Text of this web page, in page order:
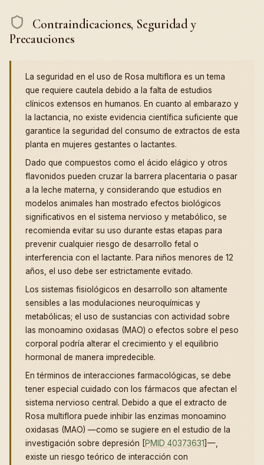
Contraindicaciones, Seguridad y
Precauciones
La seguridad en el uso de Rosa multiflora es un tema
que requiere cautela debido a la falta de estudios
clínicos extensos en humanos. En cuanto al embarazo y
la lactancia, no existe evidencia científica suficiente que
garantice la seguridad del consumo de extractos de esta
planta en mujeres gestantes o lactantes.
Dado que compuestos como el ácido elágico y otros
flavonidos pueden cruzar la barrera placentaria o pasar
a la leche materna, y considerando que estudios en
modelos animales han mostrado efectos biológicos
significativos en el sistema nervioso y metabólico, se
recomienda evitar su uso durante estas etapas para
prevenir cualquier riesgo de desarrollo fetal o
interferencia con el lactante. Para niños menores de 12
años, el uso debe ser estrictamente evitado.
Los sistemas fisiológicos en desarrollo son altamente
sensibles a las modulaciones neuroquímicas y
metabólicas; el uso de sustancias con actividad sobre
las monoamino oxidasas (MAO) o efectos sobre el peso
corporal podría alterar el crecimiento y el equilibrio
hormonal de manera impredecible.
En términos de interacciones farmacológicas, se debe
tener especial cuidado con los fármacos que afectan el
sistema nervioso central. Debido a que el extracto de
Rosa multiflora puede inhibir las enzimas monoamino
oxidasas (MAO) —como se sugiere en el estudio de la
investigación sobre depresión [PMID 40373631]—,
existe un riesgo teórico de interacción con